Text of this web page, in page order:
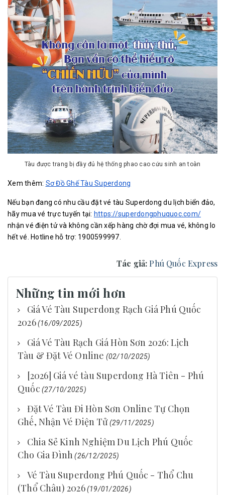
Tàu được trang bị đầy đủ hệ thống phao cao cứu sinh an toàn
Xem thêm: Sơ Đồ Ghế Tàu Superdong
Nếu bạn đang có nhu cầu đặt vé tàu Superdong du lịch biển đảo,
hãy mua vé trực tuyến tại: https://superdongphuquoc.com/
nhận vé điện tử và không cần xếp hàng chờ đợi mua vé, không lo
hết vé. Hotline hỗ trợ: 1900599997.
Tác giả: Phú Quốc Express
Những tin mới hơn
Giá Vé Tàu Superdong Rạch Giá Phú Quốc
2026 (16/09/2025)
Giá Vé Tàu Rạch Giá Hòn Sơn 2026: Lịch
Tàu & Đặt Vé Online (02/10/2025)
[2026] Giá vé tàu Superdong Hà Tiên - Phú
Quốc (27/10/2025)
Đặt Vé Tàu Đi Hòn Sơn Online Tự Chọn
Ghế, Nhận Vé Điện Tử (29/11/2025)
Chia Sẻ Kinh Nghiệm Du Lịch Phú Quốc
Cho Gia Đình (26/12/2025)
Vé Tàu Superdong Phú Quốc - Thổ Chu
(Thổ Châu) 2026 (19/01/2026)